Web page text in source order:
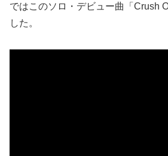
ではこのソロ・デビュー曲「Crush
した。